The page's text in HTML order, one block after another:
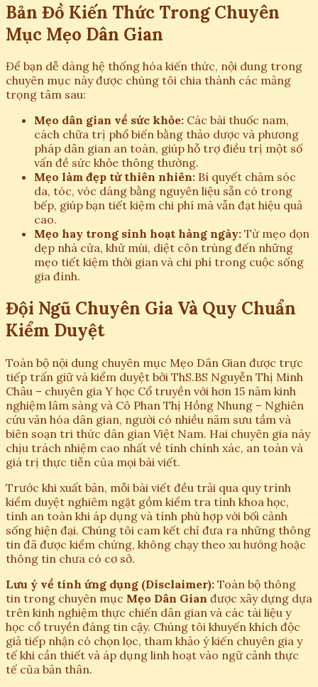
Bản Đồ Kiến Thức Trong Chuyên
Mục Mẹo Dân Gian
Để bạn dễ dàng hệ thống hóa kiến thức, nội dung trong
chuyên mục này được chúng tôi chia thành các mảng
trọng tâm sau:
Mẹo dân gian về sức khỏe: Các bài thuốc nam,
cách chữa trị phổ biến bằng thảo dược và phương
pháp dân gian an toàn, giúp hỗ trợ điều trị một số
vấn đề sức khỏe thông thường.
Mẹo làm đẹp từ thiên nhiên: Bí quyết chăm sóc
da, tóc, vóc dáng bằng nguyên liệu sẵn có trong
bếp, giúp bạn tiết kiệm chi phí mà vẫn đạt hiệu quả
cao.
Mẹo hay trong sinh hoạt hàng ngày: Từ mẹo dọn
dẹp nhà cửa, khử mùi, diệt côn trùng đến những
mẹo tiết kiệm thời gian và chi phí trong cuộc sống
gia đình.
Đội Ngũ Chuyên Gia Và Quy Chuẩn
Kiểm Duyệt
Toàn bộ nội dung chuyên mục Mẹo Dân Gian được trực
tiếp trấn giữ và kiểm duyệt bởi ThS.BS Nguyễn Thị Minh
Châu – chuyên gia Y học Cổ truyền với hơn 15 năm kinh
nghiệm lâm sàng và Cô Phan Thị Hồng Nhung – Nghiên
cứu văn hóa dân gian, người có nhiều năm sưu tầm và
biên soạn tri thức dân gian Việt Nam. Hai chuyên gia này
chịu trách nhiệm cao nhất về tính chính xác, an toàn và
giá trị thực tiễn của mọi bài viết.
Trước khi xuất bản, mỗi bài viết đều trải qua quy trình
kiểm duyệt nghiêm ngặt gồm kiểm tra tính khoa học,
tính an toàn khi áp dụng và tính phù hợp với bối cảnh
sống hiện đại. Chúng tôi cam kết chỉ đưa ra những thông
tin đã được kiểm chứng, không chạy theo xu hướng hoặc
thông tin chưa có cơ sở.
Lưu ý về tính ứng dụng (Disclaimer): Toàn bộ thông
tin trong chuyên mục Mẹo Dân Gian được xây dựng dựa
trên kinh nghiệm thực chiến dân gian và các tài liệu y
học cổ truyền đáng tin cậy. Chúng tôi khuyến khích độc
giả tiếp nhận có chọn lọc, tham khảo ý kiến chuyên gia y
tế khi cần thiết và áp dụng linh hoạt vào ngữ cảnh thực
tế của bản thân.